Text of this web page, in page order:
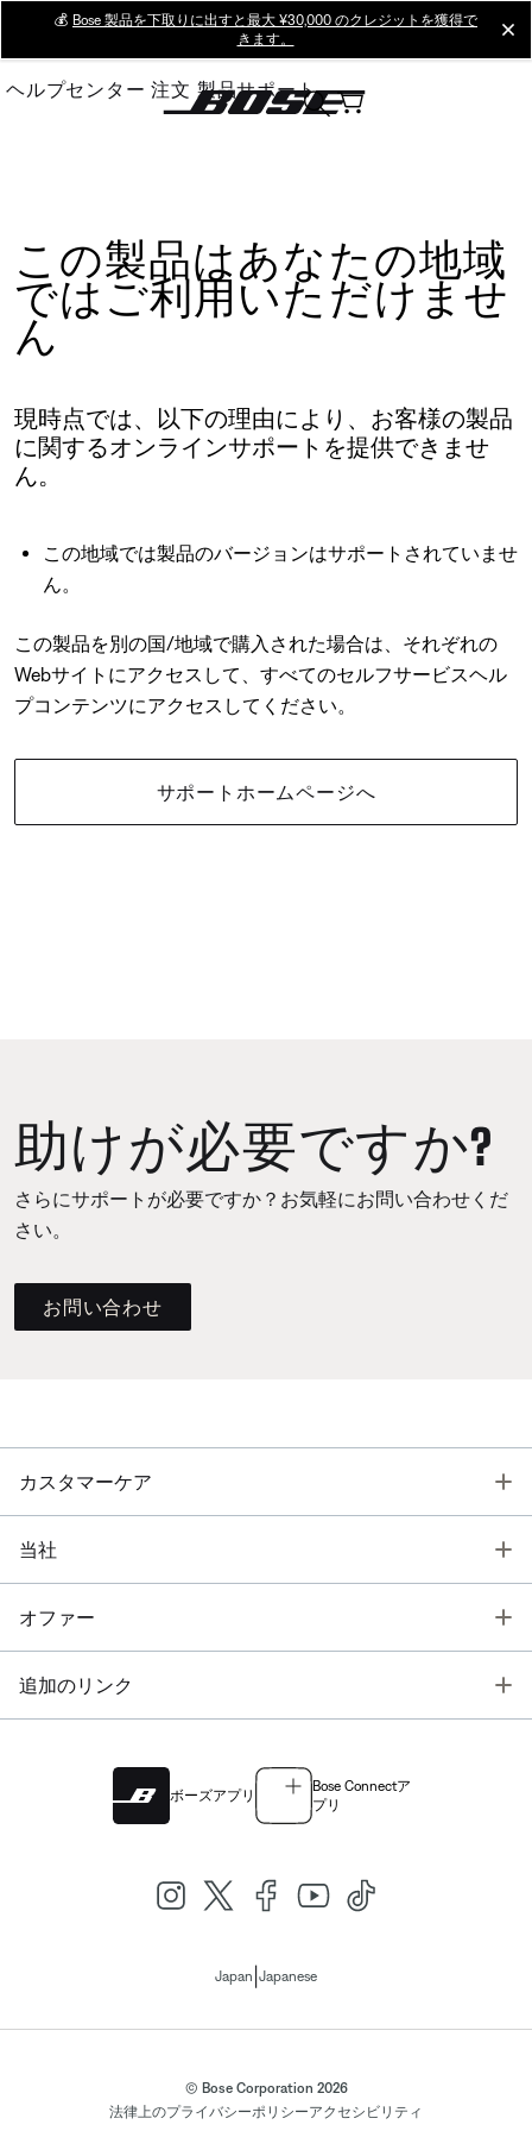
Main
💰 Bose 製品を下取りに出すと最大 ¥30,000 のクレジットを獲得で
きます。
ヘルプセンター 注文 製品サポート
この製品はあなたの地域
ではご利用いただけませ
ん
現時点では、以下の理由により、お客様の製品
に関するオンラインサポートを提供できませ
ん。
この地域では製品のバージョンはサポートされていませ
ん。
この製品を別の国/地域で購入された場合は、それぞれの
Webサイトにアクセスして、すべてのセルフサービスヘル
プコンテンツにアクセスしてください。
サポートホームページへ
助けが必要ですか?
さらにサポートが必要ですか？お気軽にお問い合わせくだ
さい。
お問い合わせ
カスタマーケア
当社
オファー
追加のリンク
ボーズアプリ
Bose Connectア
プリ
Japan Japanese
© Bose Corporation 2026
法律上のプライバシーポリシーアクセシビリティ